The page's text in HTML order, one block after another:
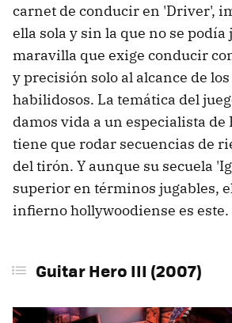
carnet de conducir en 'Driver',
ella sola y sin la que no se podía
maravilla que exige conducir
y precisión solo al alcance de
habilidosos. La temática del
damos vida a un especialista de
tiene que rodar secuencias de
del tirón. Y aunque su secuela
superior en términos jugables,
infierno hollywoodiense es este.
Guitar Hero III (2007)